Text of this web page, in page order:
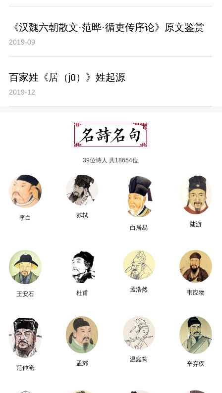
《汉魏六朝散文·范晔·循吏传序论》原文鉴赏
2019-09
百家姓《居（jū）》姓起源
2019-12
39位诗人 共18654位
李白
苏轼
白居易
陆游
王安石 杜甫
孟浩然 韦应物
范仲淹
孟郊
温庭筠
辛弃疾